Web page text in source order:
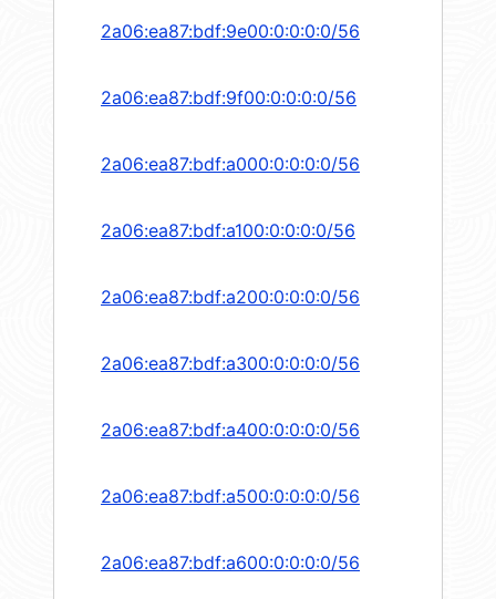
2a06:ea87:bdf:9e00:0:0:0:0/56
2a06:ea87:bdf:9f00:0:0:0:0/56
2a06:ea87:bdf:a000:0:0:0:0/56
2a06:ea87:bdf:a100:0:0:0:0/56
2a06:ea87:bdf:a200:0:0:0:0/56
2a06:ea87:bdf:a300:0:0:0:0/56
2a06:ea87:bdf:a400:0:0:0:0/56
2a06:ea87:bdf:a500:0:0:0:0/56
2a06:ea87:bdf:a600:0:0:0:0/56